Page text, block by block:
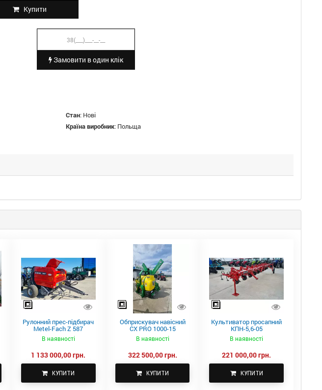
Купити
Замовити в один клік
Стан: Нові
Країна виробник: Польща
Рулонний прес-підбирач
Metel-Fach Z 587
В наявності
1 133 000,00 грн.
КУПИТИ
Обприскувач навісний
CX PRO 1000-15
В наявності
322 500,00 грн.
КУПИТИ
Культиватор просапний
КПН-5,6-05
В наявності
221 000,00 грн.
КУПИТИ